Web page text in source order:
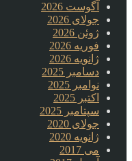
آگوست 2026
جولای 2026
ژوئن 2026
فوریه 2026
ژانویه 2026
دسامبر 2025
نوامبر 2025
اکتبر 2025
سپتامبر 2025
جولای 2020
ژانویه 2020
می 2017